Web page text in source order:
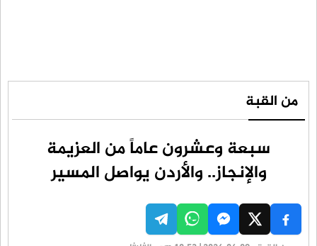
من القبة
سبعة وعشرون عاماً من العزيمة
والإنجاز.. والأردن يواصل المسير